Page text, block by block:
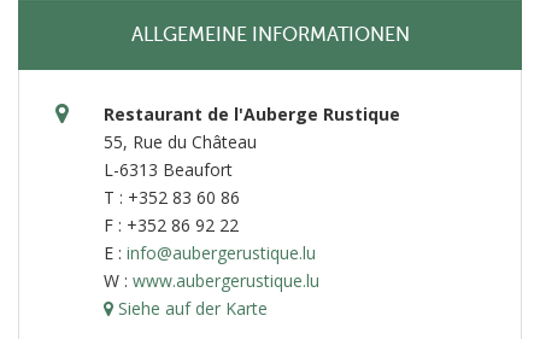
ALLGEMEINE INFORMATIONEN
Restaurant de l'Auberge Rustique
55, Rue du Château
L-6313 Beaufort
T : +352 83 60 86
F : +352 86 92 22
E : info@aubergerustique.lu
W : www.aubergerustique.lu
Siehe auf der Karte